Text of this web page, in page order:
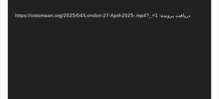
دریافت پرونده: https://ostomaan.org/2025/04/London-27-April-2025-.mp4?_=1